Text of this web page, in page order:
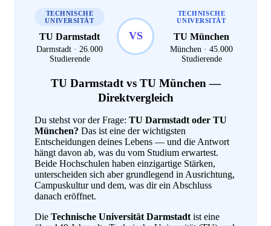
TECHNISCHE
UNIVERSITÄT
TU Darmstadt
Darmstadt · 26.000
Studierende
VS
TECHNISCHE
UNIVERSITÄT
TU München
München · 45.000
Studierende
TU Darmstadt vs TU München —
Direktvergleich
Du stehst vor der Frage: TU Darmstadt oder TU
München? Das ist eine der wichtigsten
Entscheidungen deines Lebens — und die Antwort
hängt davon ab, was du vom Studium erwartest.
Beide Hochschulen haben einzigartige Stärken,
unterscheiden sich aber grundlegend in Ausrichtung,
Campuskultur und dem, was dir ein Abschluss
danach eröffnet.
Die Technische Universität Darmstadt ist eine